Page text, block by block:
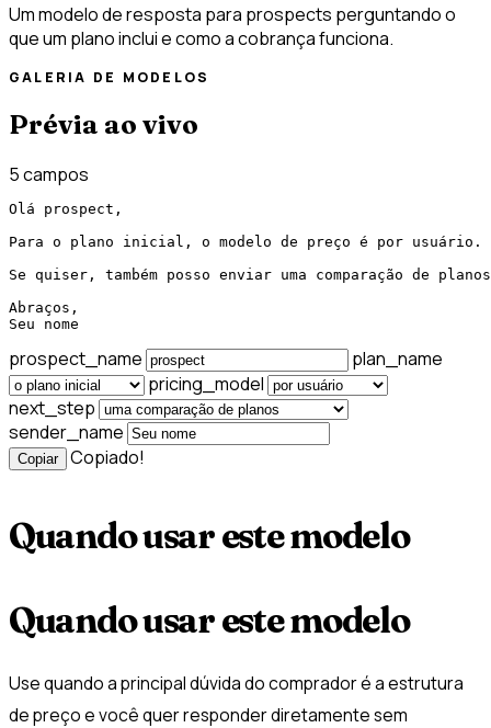
Um modelo de resposta para prospects perguntando o
que um plano inclui e como a cobrança funciona.
GALERIA DE MODELOS
Prévia ao vivo
5 campos
Olá prospect,
Para o plano inicial, o modelo de preço é por usuário.
Se quiser, também posso enviar uma comparação de
Abraços,
Seu nome
prospect_name
plan_name
pricing_model
next_step
sender_name
Copiar Copiado!
Quando usar este modelo
Quando usar este modelo
Use quando a principal dúvida do comprador é a estrutura
de preço e você quer responder diretamente sem